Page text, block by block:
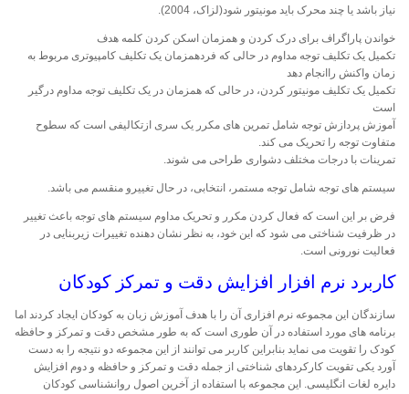
نیاز باشد یا چند محرک باید مونیتور شود(لزاک، 2004).
خواندن پاراگراف برای درک کردن و همزمان اسکن کردن کلمه هدف
تکمیل یک تکلیف توجه مداوم در حالی که فردهمزمان یک تکلیف کامپیوتری مربوط به
زمان واکنش راانجام دهد
تکمیل یک تکلیف مونیتور کردن، در حالی که همزمان در یک تکلیف توجه مداوم درگیر
است
آموزش پردازش توجه شامل تمرین های مکرر یک سری ازتکالیفی است که سطوح
متفاوت توجه را تحریک می کند.
تمرینات با درجات مختلف دشواری طراحی می شوند.
سیستم های توجه شامل توجه مستمر، انتخابی، در حال تغییرو منقسم می باشد.
فرض بر این است که فعال کردن مکرر و تحریک مداوم سیستم های توجه باعث تغییر
در ظرفیت شناختی می شود که این خود، به نظر نشان دهنده تغییرات زیربنایی در
فعالیت نورونی است.
کاربرد نرم افزار افزایش دقت و تمرکز کودکان
سازندگان این مجموعه نرم افزاری آن را با هدف آموزش زبان به کودکان ایجاد کردند اما
برنامه های مورد استفاده در آن طوری است که به طور مشخص دقت و تمرکز و حافظه
کودک را تقویت می نماید بنابراین کاربر می توانند از این مجموعه دو نتیجه را به دست
آورد یکی تقویت کارکردهای شناختی از جمله دقت و تمرکز و حافظه و دوم افزایش
دایره لغات انگلیسی. این مجموعه با استفاده از آخرین اصول روانشناسی کودکان